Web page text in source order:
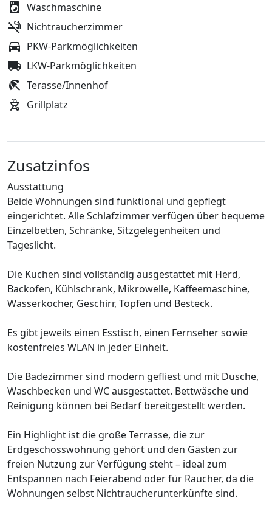
Waschmaschine
Nichtraucherzimmer
PKW-Parkmöglichkeiten
LKW-Parkmöglichkeiten
Terasse/Innenhof
Grillplatz
Zusatzinfos
Ausstattung
Beide Wohnungen sind funktional und gepflegt
eingerichtet. Alle Schlafzimmer verfügen über bequeme
Einzelbetten, Schränke, Sitzgelegenheiten und
Tageslicht.
Die Küchen sind vollständig ausgestattet mit Herd,
Backofen, Kühlschrank, Mikrowelle, Kaffeemaschine,
Wasserkocher, Geschirr, Töpfen und Besteck.
Es gibt jeweils einen Esstisch, einen Fernseher sowie
kostenfreies WLAN in jeder Einheit.
Die Badezimmer sind modern gefliest und mit Dusche,
Waschbecken und WC ausgestattet. Bettwäsche und
Reinigung können bei Bedarf bereitgestellt werden.
Ein Highlight ist die große Terrasse, die zur
Erdgeschosswohnung gehört und den Gästen zur
freien Nutzung zur Verfügung steht – ideal zum
Entspannen nach Feierabend oder für Raucher, da die
Wohnungen selbst Nichtraucherunterkünfte sind.